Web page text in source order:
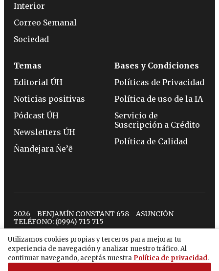
Utilizamos cookies propias y terceros para mejorar tu
experiencia de navegación y analizar nuestro tráfico. Al
continuar navegando, aceptás nuestra Política de privacidad.
Interior
Correo Semanal
Sociedad
Temas
Editorial ÚH
Noticias positivas
Pódcast ÚH
Newsletters ÚH
Ñandejara Ñe’ẽ
Bases y Condiciones
Políticas de Privacidad
Política de uso de la IA
Servicio de
Suscripción a Crédito
Política de Calidad
2026 - BENJAMÍN CONSTANT 658 - ASUNCIÓN -
TELÉFONO: (0994) 715 715
twitterinstagram
facebook
tiktokyoutubespotify